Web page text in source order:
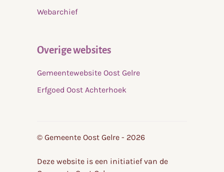
Webarchief
Overige websites
Gemeentewebsite Oost Gelre
Erfgoed Oost Achterhoek
© Gemeente Oost Gelre - 2026
Deze website is een initiatief van de